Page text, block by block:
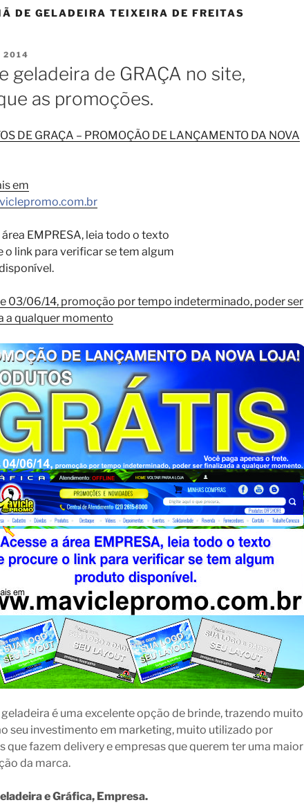
DE GELADEIRA TEIXEIRA DE FREITAS
2014
geladeira de GRAÇA no site,
as promoções.
DE GRAÇA – PROMOÇÃO DE LANÇAMENTO DA NOVA
em
área EMPRESA, leia todo o texto
o link para verificar se tem algum
03/06/14, promoção por tempo indeterminado, poder ser
a qualquer momento
geladeira é uma excelente opção de brinde, trazendo muito
seu investimento em marketing, muito utilizado por
que fazem delivery e empresas que querem ter uma maior
da marca.
e Gráfica, Empresa.